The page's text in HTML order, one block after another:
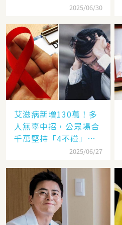
癌飲食秘訣曝光2025/06/30
艾滋病新增130萬！多
人無辜中招，公眾場合
千萬堅持「4不碰」原
2025/06/27